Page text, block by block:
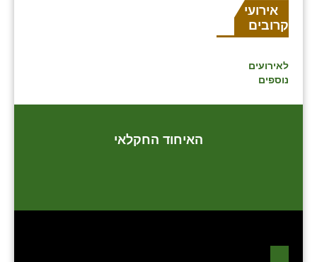
אירועים
קרובים
לאירועים
נוספים
האיחוד החקלאי